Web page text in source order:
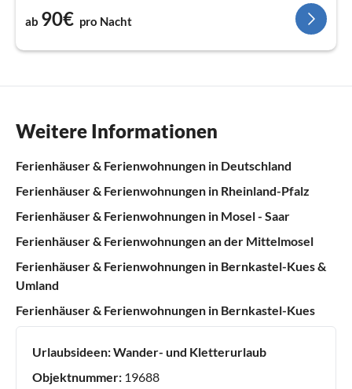
ab 90€ pro Nacht
Weitere Informationen
Ferienhäuser & Ferienwohnungen in Deutschland
Ferienhäuser & Ferienwohnungen in Rheinland-Pfalz
Ferienhäuser & Ferienwohnungen in Mosel - Saar
Ferienhäuser & Ferienwohnungen an der Mittelmosel
Ferienhäuser & Ferienwohnungen in Bernkastel-Kues &
Umland
Ferienhäuser & Ferienwohnungen in Bernkastel-Kues
Urlaubsideen:Wander- und Kletterurlaub
Objektnummer: 19688